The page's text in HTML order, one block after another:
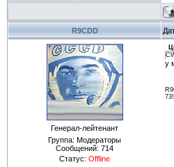
R9CDD
Генерал-лейтенант
Группа: Модераторы
Сообщений: 714
Статус: Offline
у
73!